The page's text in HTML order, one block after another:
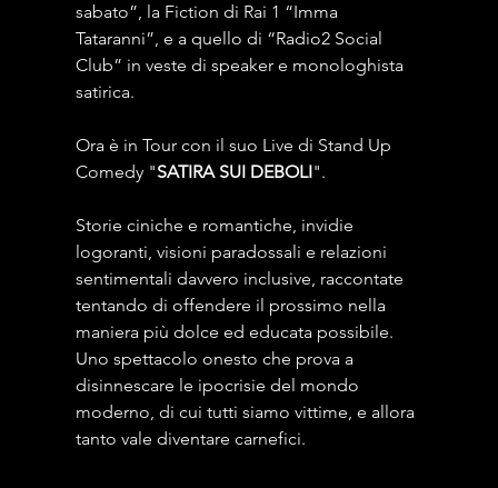
sabato”, la Fiction di Rai 1 “Imma
Tataranni”, e a quello di “Radio2 Social
Club” in veste di speaker e monologhista
satirica.
Ora è in Tour con il suo Live di Stand Up
Comedy "SATIRA SUI DEBOLI".
Storie ciniche e romantiche, invidie
logoranti, visioni paradossali e relazioni
sentimentali davvero inclusive, raccontate
tentando di offendere il prossimo nella
maniera più dolce ed educata possibile.
Uno spettacolo onesto che prova a
disinnescare le ipocrisie del mondo
moderno, di cui tutti siamo vittime, e allora
tanto vale diventare carnefici.